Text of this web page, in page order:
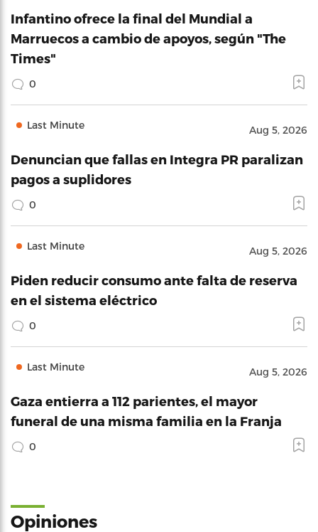
Infantino ofrece la final del Mundial a
Marruecos a cambio de apoyos, según "The
Times"
0
Last Minute Aug 5, 2026
Denuncian que fallas en Integra PR paralizan
pagos a suplidores
0
Last Minute Aug 5, 2026
Piden reducir consumo ante falta de reserva
en el sistema eléctrico
0
Last Minute Aug 5, 2026
Gaza entierra a 112 parientes, el mayor
funeral de una misma familia en la Franja
0
Opiniones